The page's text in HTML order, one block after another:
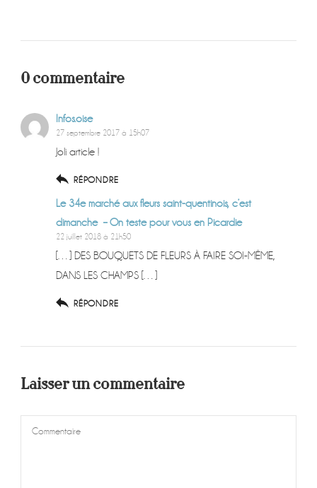
0 commentaire
Infos.oise
27 septembre 2017 à 15h07
Joli article !
RÉPONDRE
Le 34e marché aux fleurs saint-quentinois, c’est
dimanche – On teste pour vous en Picardie
22 juillet 2018 à 21h50
[…] DES BOUQUETS DE FLEURS À FAIRE SOI-MÊME,
DANS LES CHAMPS […]
RÉPONDRE
Laisser un commentaire